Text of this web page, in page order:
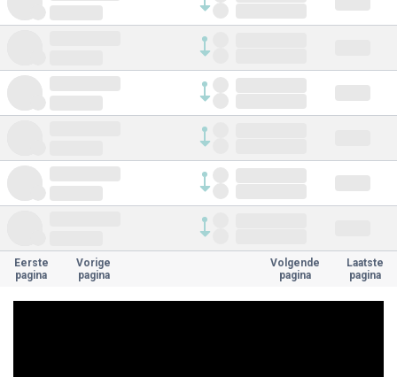
Eerste
pagina
Vorige
pagina
Volgende
pagina
Laatste
pagina